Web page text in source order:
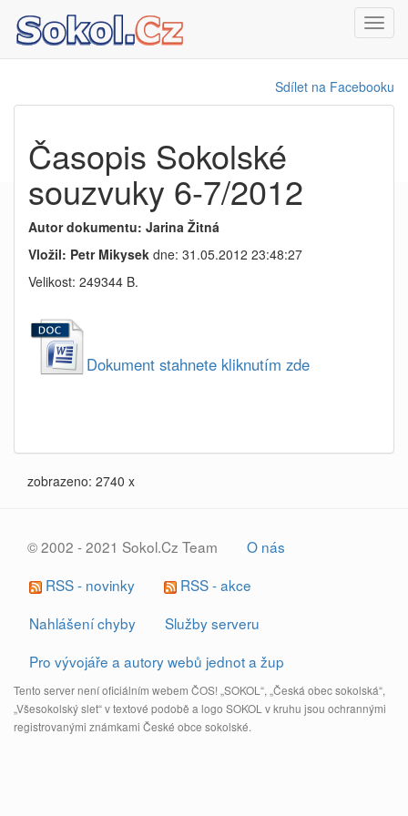
Sdílet na Facebooku
Časopis Sokolské
souzvuky 6-7/2012
Autor dokumentu: Jarina Žitná
Vložil: Petr Mikysek dne: 31.05.2012 23:48:27
Velikost: 249344 B.
Dokument stahnete kliknutím zde
zobrazeno: 2740 x
© 2002 - 2021 Sokol.Cz Team
O nás
RSS - novinky
RSS - akce
Nahlášení chyby
Služby serveru
Pro vývojáře a autory webů jednot a žup
Tento server není oficiálním webem ČOS! „SOKOL“, „Česká obec sokolská“,
„Všesokolský slet“ v textové podobě a logo SOKOL v kruhu jsou ochrannými
registrovanými známkami České obce sokolské.